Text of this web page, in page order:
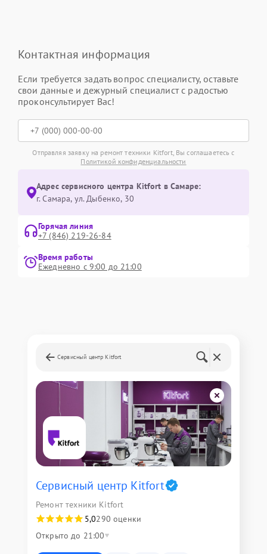
Контактная информация
Если требуется задать вопрос специалисту, оставьте
свои данные и дежурный специалист с радостью
проконсультирует Вас!
Отправляя заявку на ремонт техники Kitfort, Вы соглашаетесь с
Политикой конфиденциальности
Адрес сервисного центра Kitfort в Самаре:
г. Самара, ул. Дыбенко, 30
Горячая линия
+7 (846) 219-26-84
Время работы
Ежедневно с 9:00 до 21:00
Сервисный центр Kitfort
Сервисный центр Kitfort
Ремонт техники Kitfort
5,0290 оценки
Открыто до 21:00